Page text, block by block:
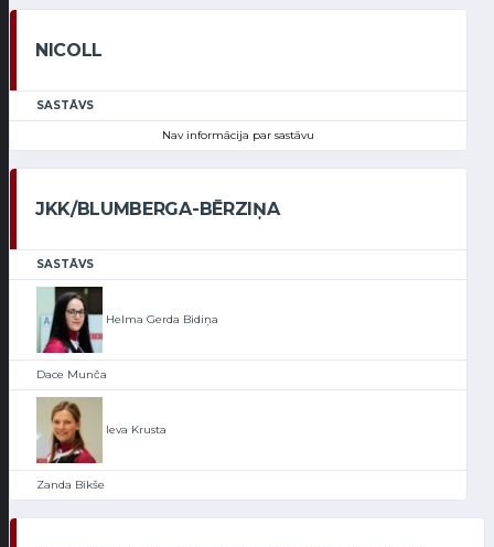
NICOLL
SASTĀVS
Nav informācija par sastāvu
JKK/BLUMBERGA-BĒRZIŅA
SASTĀVS
Helma Gerda Bidiņa
Dace Munča
Ieva Krusta
Zanda Bikše